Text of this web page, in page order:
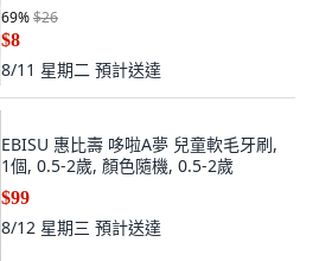
69%$26
$8
8/11 星期二 預計送達
EBISU 惠比壽 哆啦A夢 兒童軟毛牙刷,
1個, 0.5-2歲, 顏色隨機, 0.5-2歲
$99
8/12 星期三 預計送達